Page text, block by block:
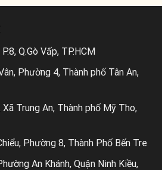
Q.Gò Vấp, TP.HCM
Phường 4, Thành phố Tân An,
Xã Trung An, Thành phố Mỹ Tho,
Phường 8, Thành Phố Bến Tre
An Khánh, Quận Ninh Kiều,